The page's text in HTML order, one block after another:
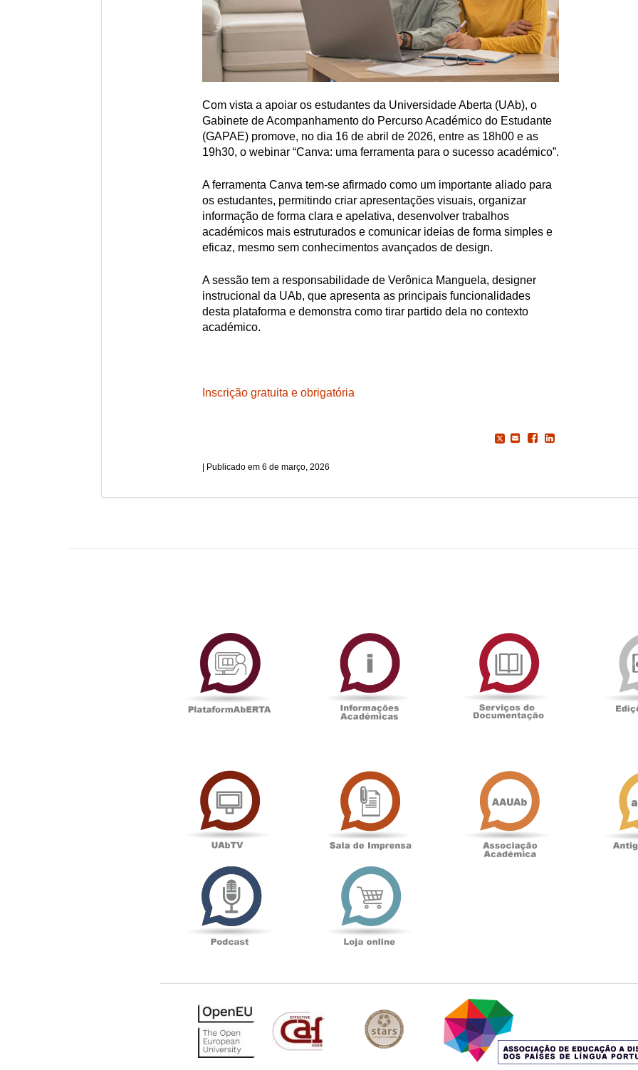
Com vista a apoiar os estudantes da Universidade Aberta (UAb), o
Gabinete de Acompanhamento do Percurso Académico do Estudante
(GAPAE) promove, no dia 16 de abril de 2026, entre as 18h00 e as
19h30, o webinar “Canva: uma ferramenta para o sucesso académico”.
A ferramenta Canva tem-se afirmado como um importante aliado para
os estudantes, permitindo criar apresentações visuais, organizar
informação de forma clara e apelativa, desenvolver trabalhos
académicos mais estruturados e comunicar ideias de forma simples e
eficaz, mesmo sem conhecimentos avançados de design.
A sessão tem a responsabilidade de Verônica Manguela, designer
instrucional da UAb, que apresenta as principais funcionalidades
desta plataforma e demonstra como tirar partido dela no contexto
académico.
Inscrição gratuita e obrigatória
6 de março, 2026
PlataformAberta
Académicas